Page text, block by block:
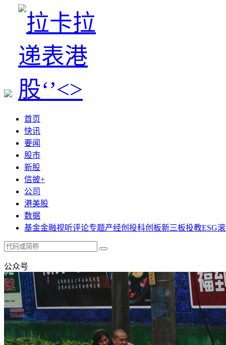
首页
快讯
要闻
股市
新股
信披+
公司
港美股
数据
基金金融视听评论专题产经创投科创板新三板投教ESG
公众号